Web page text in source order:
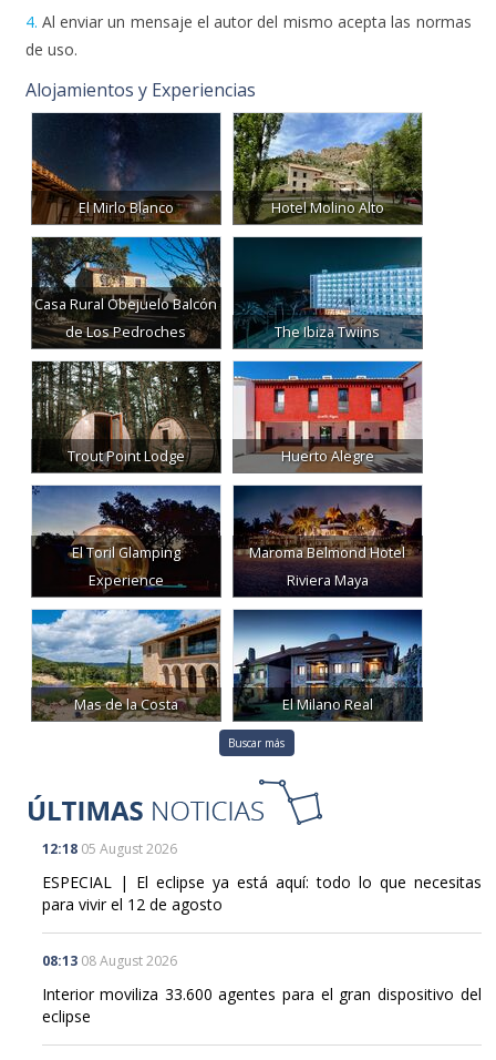
4. Al enviar un mensaje el autor del mismo acepta las normas
de uso.
Alojamientos y Experiencias
El Mirlo Blanco Hotel Molino Alto
Casa Rural Obejuelo Balcón
de Los Pedroches
The Ibiza Twiins
Trout Point Lodge Huerto Alegre
El Toril Glamping
Experience
Maroma Belmond Hotel
Riviera Maya
Mas de la Costa El Milano Real
Buscar más
12:18 05 August 2026
ESPECIAL | El eclipse ya está aquí: todo lo que necesitas
para vivir el 12 de agosto
08:13 08 August 2026
Interior moviliza 33.600 agentes para el gran dispositivo del
eclipse